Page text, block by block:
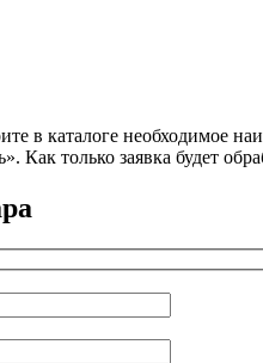
в каталоге необходимое
Как только заявка будет